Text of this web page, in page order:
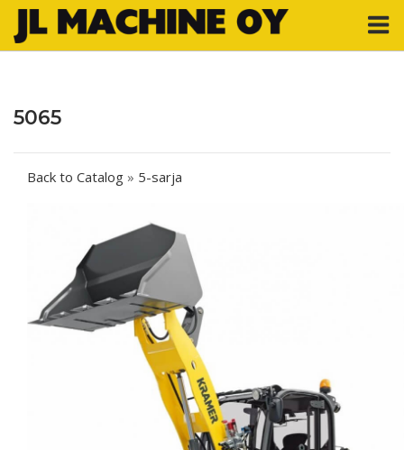
Skip
content
5065
Back to Catalog 5-sarja
navigation